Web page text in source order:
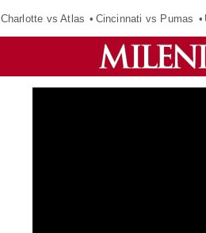
Charlotte vs Atlas Cincinnati vs Pumas